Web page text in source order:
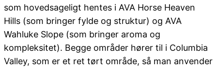
som hovedsageligt hentes i AVA Horse Heaven
Hills (som bringer fylde og struktur) og AVA
Wahluke Slope (som bringer aroma og
kompleksitet). Begge områder hører til i Columbia
Valley, som er et ret tørt område, så man anvender